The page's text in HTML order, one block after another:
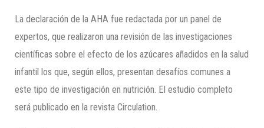
La declaración de la AHA fue redactada por un panel de
expertos, que realizaron una revisión de las investigaciones
científicas sobre el efecto de los azúcares añadidos en la salud
infantil los que, según ellos, presentan desafíos comunes a
este tipo de investigación en nutrición. El estudio completo
será publicado en la revista Circulation.